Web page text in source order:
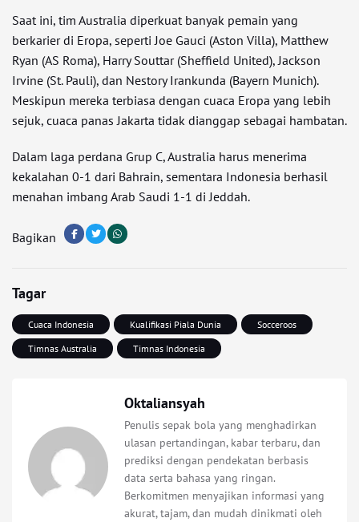
Saat ini, tim Australia diperkuat banyak pemain yang
berkarier di Eropa, seperti Joe Gauci (Aston Villa), Matthew
Ryan (AS Roma), Harry Souttar (Sheffield United), Jackson
Irvine (St. Pauli), dan Nestory Irankunda (Bayern Munich).
Meskipun mereka terbiasa dengan cuaca Eropa yang lebih
sejuk, cuaca panas Jakarta tidak dianggap sebagai hambatan.
Dalam laga perdana Grup C, Australia harus menerima
kekalahan 0-1 dari Bahrain, sementara Indonesia berhasil
menahan imbang Arab Saudi 1-1 di Jeddah.
Bagikan
Tagar
Cuaca Indonesia Kualifikasi Piala Dunia
Socceroos
Timnas Australia
Timnas Indonesia
Oktaliansyah
Penulis sepak bola yang menghadirkan
ulasan pertandingan, kabar terbaru, dan
prediksi dengan pendekatan berbasis
data serta bahasa yang ringan.
Berkomitmen menyajikan informasi yang
akurat, tajam, dan mudah dinikmati oleh